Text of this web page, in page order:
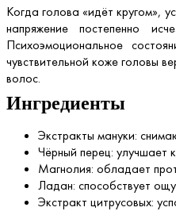
Когда голова «идёт кругом»,
напряжение постепенно
Психоэмоциональное
чувствительной коже головы
волос.
Ингредиенты
Экстракты мануки:
Чёрный перец: улучшает
Магнолия: обладает
Ладан: способствует
Экстракт цитрусовых: